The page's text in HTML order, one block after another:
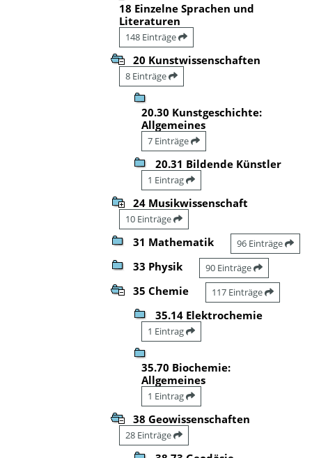
18 Einzelne Sprachen und
Literaturen
148 Einträge
20 Kunstwissenschaften
8 Einträge
20.30 Kunstgeschichte:
Allgemeines
7 Einträge
20.31 Bildende Künstler
1 Eintrag
24 Musikwissenschaft
10 Einträge
31 Mathematik 96 Einträge
33 Physik 90 Einträge
35 Chemie 117 Einträge
35.14 Elektrochemie
1 Eintrag
35.70 Biochemie:
Allgemeines
1 Eintrag
38 Geowissenschaften
28 Einträge